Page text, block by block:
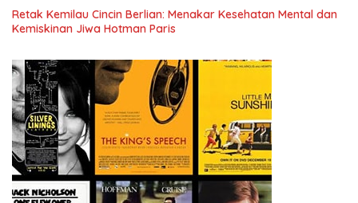
Retak Kemilau Cincin Berlian: Menakar Kesehatan Mental dan
Kemiskinan Jiwa Hotman Paris